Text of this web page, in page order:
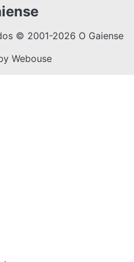
© 2001-2026 O Gaiense
Webouse